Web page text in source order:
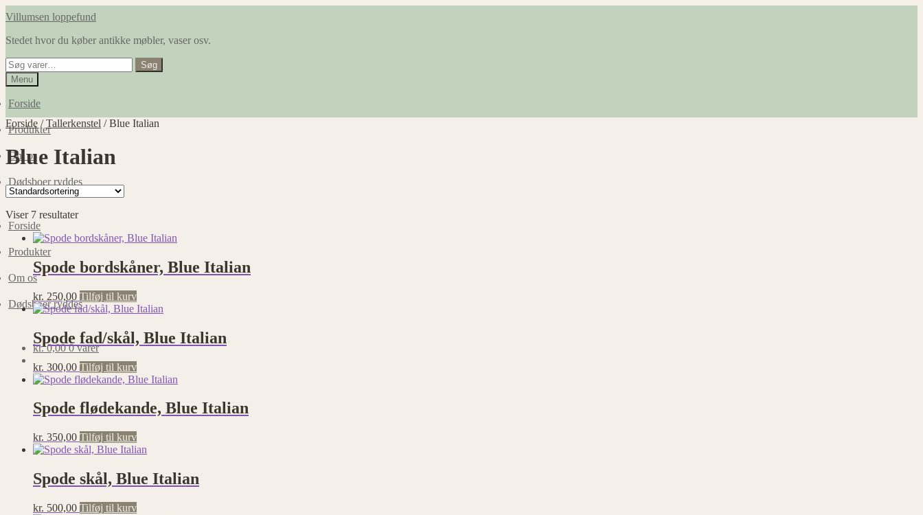
Spring
navigation
Spring
indhold
Villumsen loppefund
Stedet hvor du køber antikke møbler, vaser osv.
Søg
efter:
Søg
Menu
Forside
Produkter
Om os
Dødsboer ryddes
Forside
Produkter
Om os
Dødsboer ryddes
kr.0,00 0 varer
Forside /Tallerkenstel /Blue Italian
Blue Italian
Viser 7 resultater
Spode bordskåner, Blue Italian
kr. 250,00 Tilføj til kurv
Spode fad/skål, Blue Italian
kr. 300,00 Tilføj til kurv
Spode flødekande, Blue Italian
kr. 350,00 Tilføj til kurv
Spode skål, Blue Italian
kr. 500,00 Tilføj til kurv